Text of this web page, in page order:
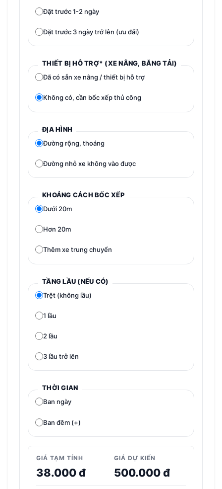
Đặt trước 1-2 ngày
Đặt trước 3 ngày trở lên (ưu đãi)
THIẾT BỊ HỖ TRỢ* (XE NÂNG, BĂNG TẢI)
Đã có sẵn xe nâng / thiết bị hỗ trợ
Không có, cần bốc xếp thủ công
ĐỊA HÌNH
Đường rộng, thoáng
Đường nhỏ xe không vào được
KHOẢNG CÁCH BỐC XẾP
Dưới 20m
Hơn 20m
Thêm xe trung chuyển
TẦNG LẦU (NẾU CÓ)
Trệt (không lầu)
1 lầu
2 lầu
3 lầu trở lên
THỜI GIAN
Ban ngày
Ban đêm (+)
GIÁ TẠM TÍNH
38.000 đ
GIÁ DỰ KIẾN
500.000 đ